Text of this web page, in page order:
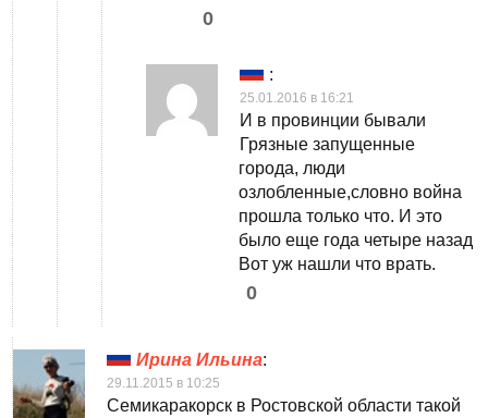
0
:
25.01.2016 в 16:21
И в провинции бывали
Грязные запущенные
города, люди
озлобленные,словно война
прошла только что. И это
было еще года четыре назад
Вот уж нашли что врать.
0
Ирина Ильина:
29.11.2015 в 10:25
Семикаракорск в Ростовской области такой